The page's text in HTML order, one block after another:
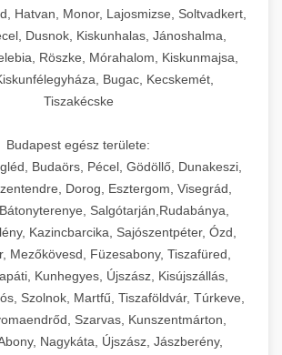
Hatvan, Monor, Lajosmizse, Soltvadkert,
Dusnok, Kiskunhalas, Jánoshalma,
Röszke, Mórahalom, Kiskunmajsa,
Bugac, Kecskemét,
Tiszakécske
Budapest egész területe:
Budaörs, Pécel, Gödöllő, Dunakeszi,
Dorog, Esztergom, Visegrád,
Salgótarján,Rudabánya,
Kazincbarcika, Sajószentpéter, Ózd,
Mezőkövesd, Füzesabony, Tiszafüred,
Kunhegyes, Újszász, Kisújszállás,
Szolnok, Martfű, Tiszaföldvár, Túrkeve,
Szarvas, Kunszentmárton,
Nagykáta, Újszász, Jászberény,